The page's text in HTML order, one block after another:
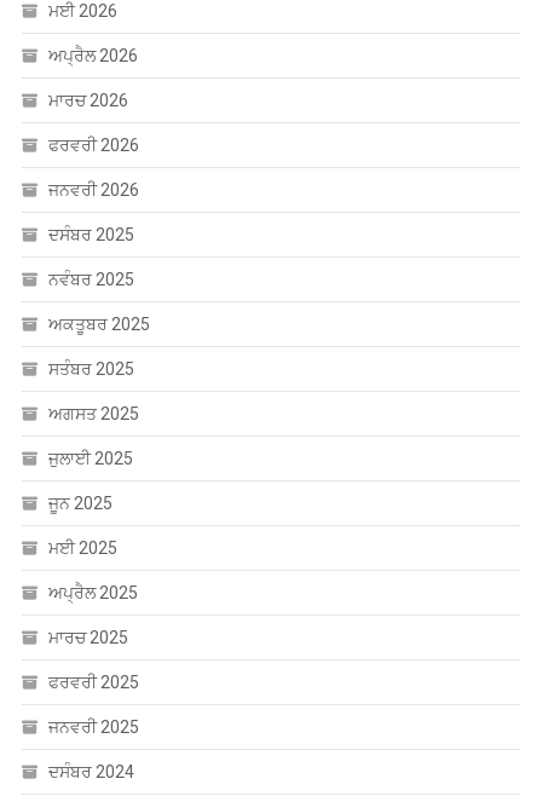
ਮਈ 2026
ਅਪ੍ਰੈਲ 2026
ਮਾਰਚ 2026
ਫਰਵਰੀ 2026
ਜਨਵਰੀ 2026
ਦਸੰਬਰ 2025
ਨਵੰਬਰ 2025
ਅਕਤੂਬਰ 2025
ਸਤੰਬਰ 2025
ਅਗਸਤ 2025
ਜੁਲਾਈ 2025
ਜੂਨ 2025
ਮਈ 2025
ਅਪ੍ਰੈਲ 2025
ਮਾਰਚ 2025
ਫਰਵਰੀ 2025
ਜਨਵਰੀ 2025
ਦਸੰਬਰ 2024